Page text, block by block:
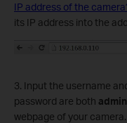
IP address of the
its IP address into the
3. Input the username
password are both admin
webpage of your camera.